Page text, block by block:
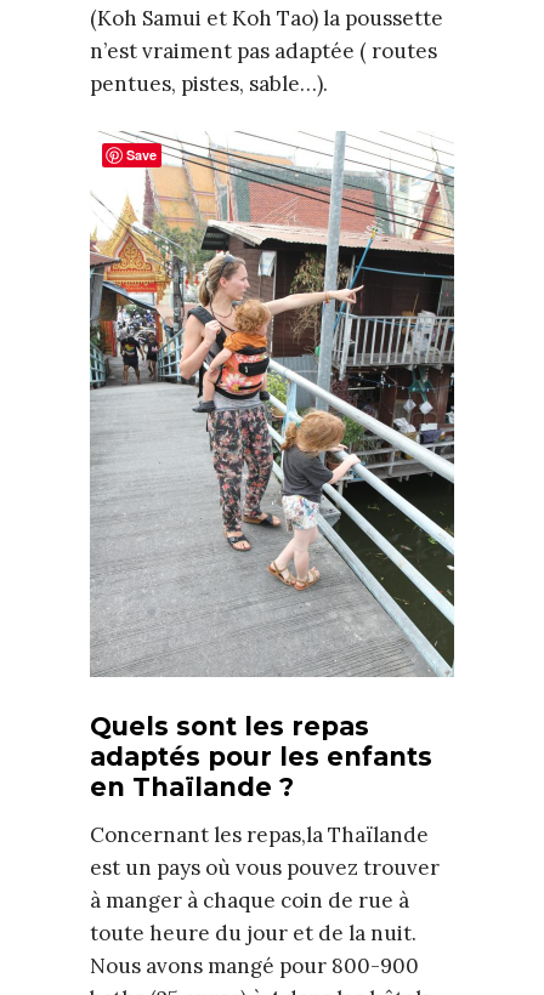
(Koh Samui et Koh Tao) la poussette
n’est vraiment pas adaptée ( routes
pentues, pistes, sable…).
Quels sont les repas
adaptés pour les enfants
en Thaïlande ?
Concernant les repas,la Thaïlande
est un pays où vous pouvez trouver
à manger à chaque coin de rue à
toute heure du jour et de la nuit.
Nous avons mangé pour 800-900
Save